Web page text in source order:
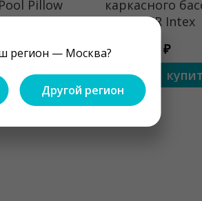
регион — Москва?
Другой регион
Pillow
каркасного
Ultra XTR Intex
Цена
450 ₽